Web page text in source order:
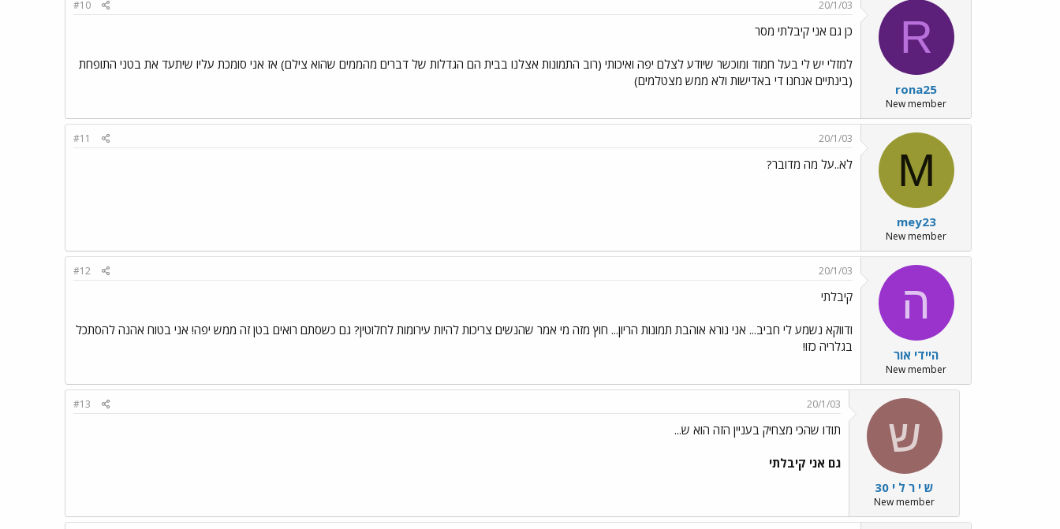
R
rona25
New member
20/1/03
#10
כן גם אני קיבלתי מסר
למזלי יש לי בעל חמוד ומוכשר שיודע לצלם יפה ואיכותי (רוב התמונות אצלנו בבית הם הגדלות של דברים מהממים שהוא צילם) אז אני סומכת עליו שיתעד את בטני התופחת
(בינתיים אנחנו די באדישות ולא ממש מצטלמים)
M
mey23
New member
20/1/03
#11
לא..על מה מדובר?
ה
היידי אור
New member
20/1/03
#12
קיבלתי
ודווקא נשמע לי חביב... אני נורא אוהבת תמונות הריון... חוץ מזה מי אמר שהנשים צריכות להיות עירומות לחלוטין? גם כשסתם רואים בטן זה ממש יפה! אני בטוח אהנה להסתכל
בגלריה כזו!
ש
ש י ר ל י 30
New member
20/1/03
#13
תודו שהכי מצחיק בעניין הזה הוא ש...
גם אני קיבלתי